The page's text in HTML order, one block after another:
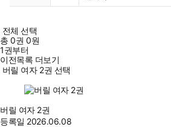
전체 선택
총0권 0원
1권부터
이전목록 더보기
버릴 여자 2권 선택
버릴 여자 2권
등록일 2026.06.08